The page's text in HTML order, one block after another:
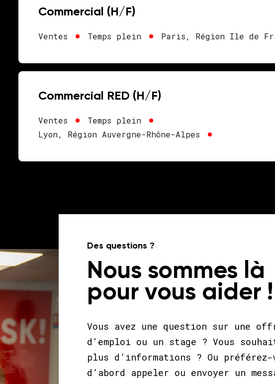
Commercial (H/F)
Ventes Temps plein Paris, Région Ile de
Commercial RED (H/F)
Ventes
Temps plein
Lyon, Région Auvergne-Rhône-Alpes
Des questions ?
Nous sommes là
pour vous aider !
Vous avez une question sur une
d'emploi ou un stage ? Vous
plus d’informations ? Ou préférez-
d’abord appeler ou envoyer un